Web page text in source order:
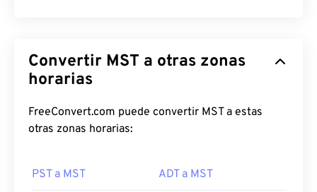
Convertir MST a otras zonas
horarias
FreeConvert.com puede convertir MST a estas
otras zonas horarias:
PST a MST ADT a MST